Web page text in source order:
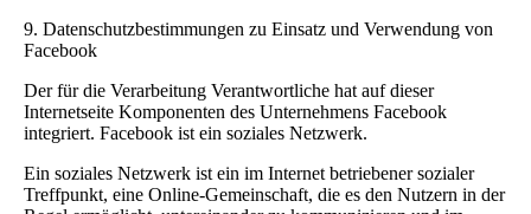
9. Datenschutzbestimmungen zu Einsatz und Verwendung von
Facebook
Der für die Verarbeitung Verantwortliche hat auf dieser
Internetseite Komponenten des Unternehmens Facebook
integriert. Facebook ist ein soziales Netzwerk.
Ein soziales Netzwerk ist ein im Internet betriebener sozialer
Treffpunkt, eine Online-Gemeinschaft, die es den Nutzern in der